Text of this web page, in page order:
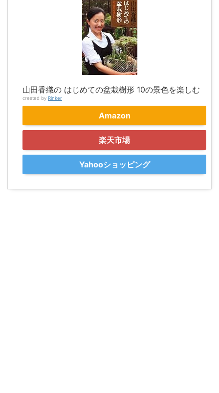
山田香織の はじめての盆栽樹形 10の景色を楽しむ
created by Rinker
Amazon
楽天市場
Yahooショッピング